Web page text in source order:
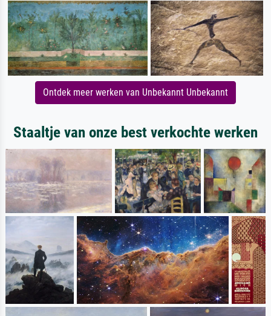
Ontdek meer werken van Unbekannt Unbekannt
Staaltje van onze best verkochte werken